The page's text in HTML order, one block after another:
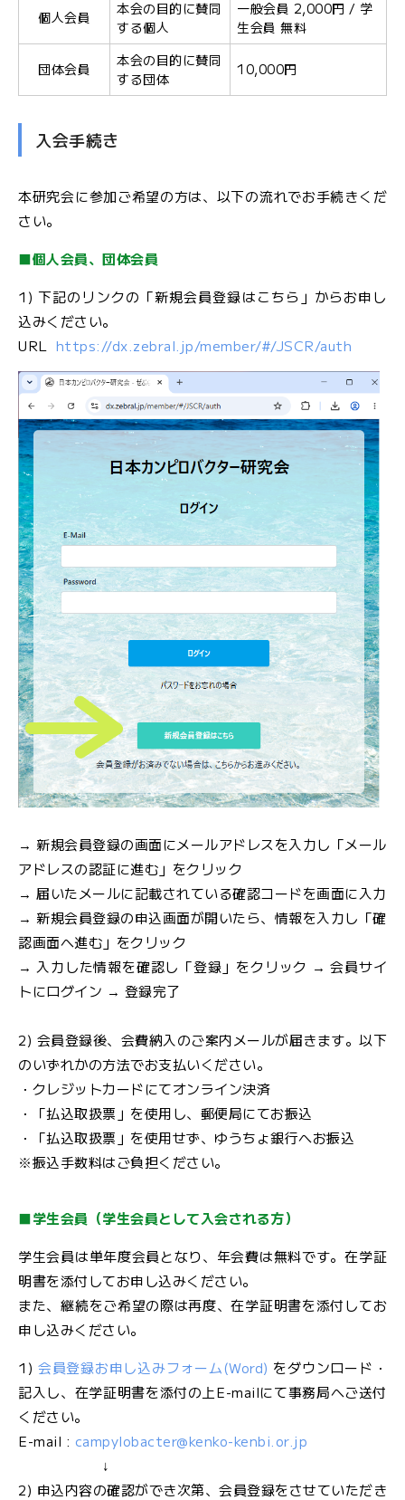
個人会員
本会の目的に賛同
する個人
一般会員 2,000円 / 学
生会員 無料
団体会員
本会の目的に賛同
する団体
10,000円
入会手続き
本研究会に参加ご希望の方は、以下の流れでお手続きくだ
さい。
■個人会員、団体会員
1) 下記のリンクの「新規会員登録はこちら」からお申し
込みください。
URL https://dx.zebral.jp/member/#/JSCR/auth
→ 新規会員登録の画面にメールアドレスを入力し「メール
アドレスの認証に進む」をクリック
→ 届いたメールに記載されている確認コードを画面に入力
→ 新規会員登録の申込画面が開いたら、情報を入力し「確
認画面へ進む」をクリック
→ 入力した情報を確認し「登録」をクリック → 会員サイ
トにログイン → 登録完了
2) 会員登録後、会費納入のご案内メールが届きます。以下
のいずれかの方法でお支払いください。
・クレジットカードにてオンライン決済
・「払込取扱票」を使用し、郵便局にてお振込
・「払込取扱票」を使用せず、ゆうちょ銀行へお振込
※振込手数料はご負担ください。
■学生会員（学生会員として入会される方）
学生会員は単年度会員となり、年会費は無料です。在学証
明書を添付してお申し込みください。
また、継続をご希望の際は再度、在学証明書を添付してお
申し込みください。
1) 会員登録お申し込みフォーム(Word) をダウンロード・
記入し、在学証明書を添付の上E-mailにて事務局へご送付
ください。
E-mail : campylobacter@kenko-kenbi.or.jp
↓
2) 申込内容の確認ができ次第、会員登録をさせていただき